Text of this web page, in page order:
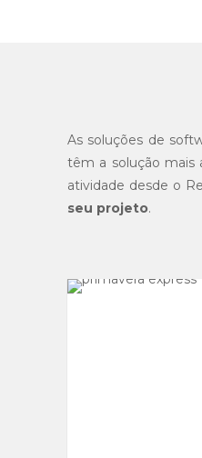
As soluções de
têm a solução mais
atividade desde o
seu projeto.